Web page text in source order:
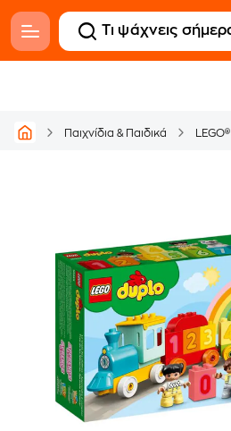
Παιχνίδια & Παιδικά LEGO®